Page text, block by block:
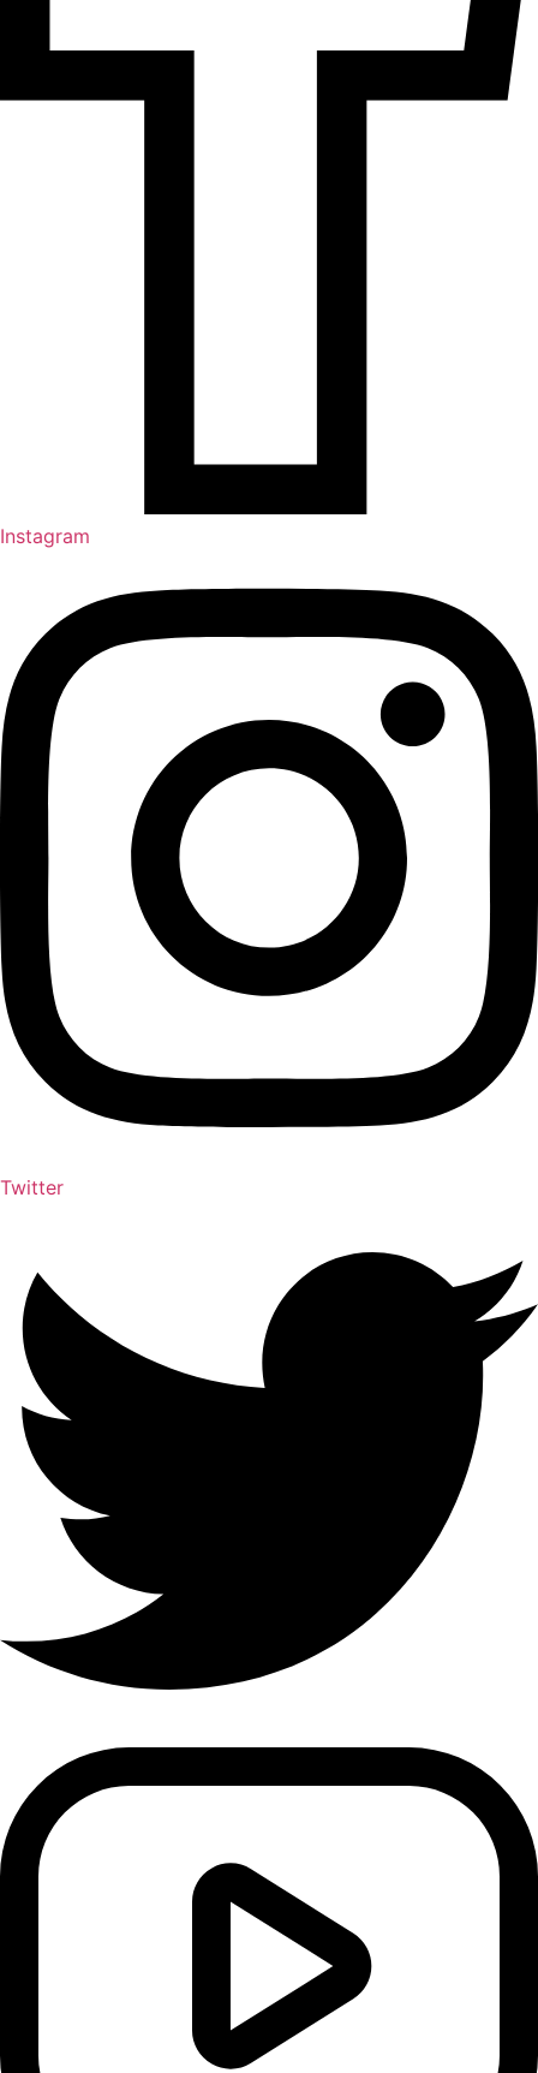
Instagram
Twitter